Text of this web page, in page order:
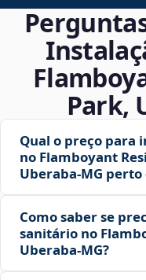
Park,
Qual o preço para
no Flamboyant
Uberaba‑MG
Como saber se
sanitário no
Uberaba‑MG?